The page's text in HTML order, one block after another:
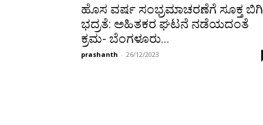
ಹೊಸ ವರ್ಷ ಸಂಭ್ರಮಾಚರಣೆಗೆ ಸೂಕ್ತ ಬಿಗಿ
ಭದ್ರತೆ: ಅಹಿತಕರ ಘಟನೆ ನಡೆಯದಂತೆ
ಕ್ರಮ- ಬೆಂಗಳೂರು...
prashanth - 26/12/2023